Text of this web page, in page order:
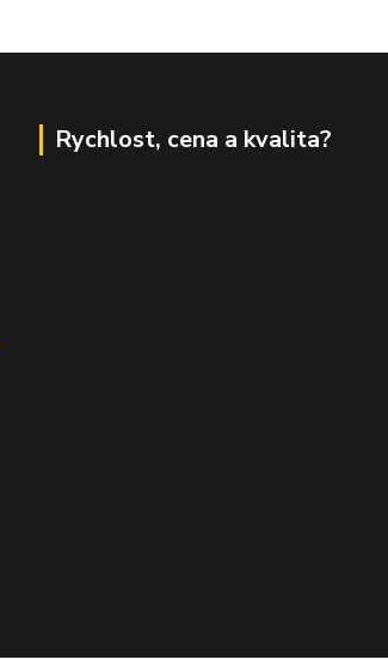
Rychlost, cena a kvalita?